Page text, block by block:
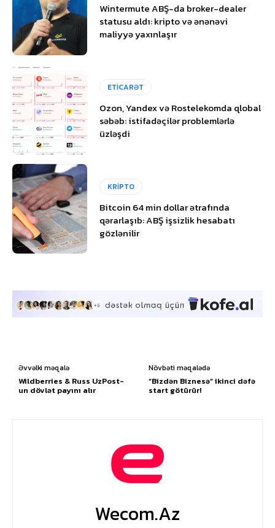
Wintermute ABŞ-da broker-dealer
statusu aldı: kripto və ənənəvi
maliyyə yaxınlaşır
ETİCARƏT
Ozon, Yandex və Rostelekomda qlobal
səbəb: istifadəçilər problemlərlə
üzləşdi
KRİPTO
Bitcoin 64 min dollar ətrafında
qərarlaşıb: ABŞ işsizlik hesabatı
gözlənilir
Əvvəlki məqalə
Wildberries & Russ UzPost-
un dövlət payını alır
Növbəti məqalədə
“Bizdən Biznesə” ikinci dəfə
start götürür!
Wecom.az